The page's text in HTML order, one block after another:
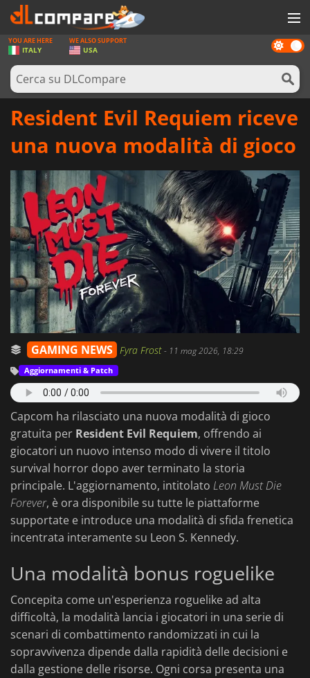
GIOCHI
PREPAGATE
SOFTWARE
NOTIZIE
ACCEDI O REGISTRATI
Dark
mode
YOU ARE HERE
ITALY
WE ALSO SUPPORT
USA
Resident Evil Requiem riceve
una nuova modalità di gioco
GAMING NEWS Fyra Frost- 11 mag 2026, 18:29
Aggiornamenti & Patch
Capcom ha rilasciato una nuova modalità di gioco
gratuita per Resident Evil Requiem, offrendo ai
giocatori un nuovo intenso modo di vivere il titolo
survival horror dopo aver terminato la storia
principale. L'aggiornamento, intitolato Leon Must Die
Forever, è ora disponibile su tutte le piattaforme
supportate e introduce una modalità di sfida frenetica
incentrata interamente su Leon S. Kennedy.
Una modalità bonus roguelike
Concepita come un'esperienza roguelike ad alta
difficoltà, la modalità lancia i giocatori in una serie di
scenari di combattimento randomizzati in cui la
sopravvivenza dipende dalla rapidità delle decisioni e
dalla gestione delle risorse. Ogni corsa presenta una